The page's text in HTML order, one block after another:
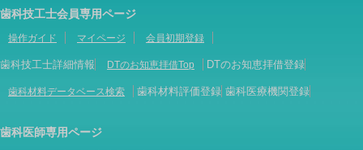
歯科技工士会員専用ページ
操作ガイド マイページ 会員初期登録
歯科技工士詳細情報 DTのお知恵拝借Top DTのお知恵拝借登録
歯科材料データベース検索 歯科材料評価登録 歯科医療機関登録
歯科医師専用ページ